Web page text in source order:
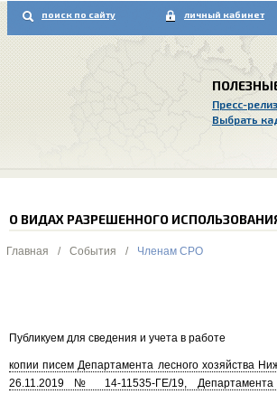
поиск по сайту личный кабинет
Пресс-релиз
Выбрать
О ВИДАХ РАЗРЕШЕННОГО
Главная / События / Членам СРО
Публикуем для сведения и учета в работе
копии писем Департамента лесного хозяйства
26.11.2019 № 14-11535-ГЕ/19,